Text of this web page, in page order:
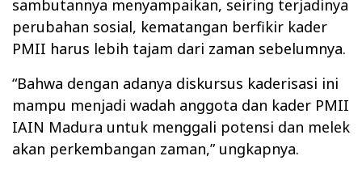
sambutannya menyampaikan, seiring terjadinya
perubahan sosial, kematangan berfikir kader
PMII harus lebih tajam dari zaman sebelumnya.
“Bahwa dengan adanya diskursus kaderisasi ini
mampu menjadi wadah anggota dan kader PMII
IAIN Madura untuk menggali potensi dan melek
akan perkembangan zaman,” ungkapnya.